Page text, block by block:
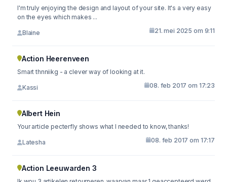
I'm truly enjoying the design and layout of your site. It's a very easy
on the eyes which makes ...
Blaine 21. mei 2025 om 9:11
Action Heerenveen
Smart thnniikg - a clever way of looking at it.
Kassi 08. feb 2017 om 17:23
Albert Hein
Your article pecterfly shows what I needed to know, thanks!
Latesha 08. feb 2017 om 17:17
Action Leeuwarden 3